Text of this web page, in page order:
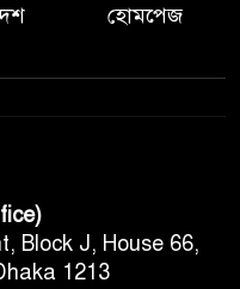
হোমপেজ
Block J, House 66,
1213